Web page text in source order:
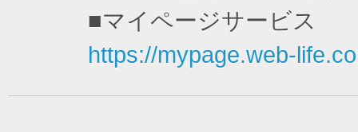
■マイページサービス
https://mypage.web-